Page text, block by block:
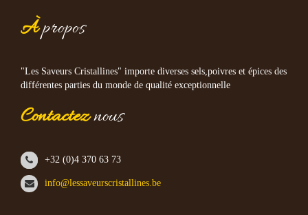
Àpropos
"Les Saveurs Cristallines" importe diverses sels,poivres et épices des
différentes parties du monde de qualité exceptionnelle
Contacteznous
+32 (0)4 370 63 73
info@lessaveurscristallines.be